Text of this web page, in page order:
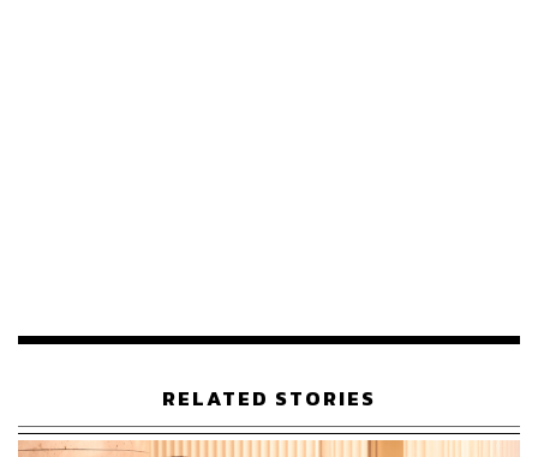
ABOUT THE AUTHOR
RELATED STORIES